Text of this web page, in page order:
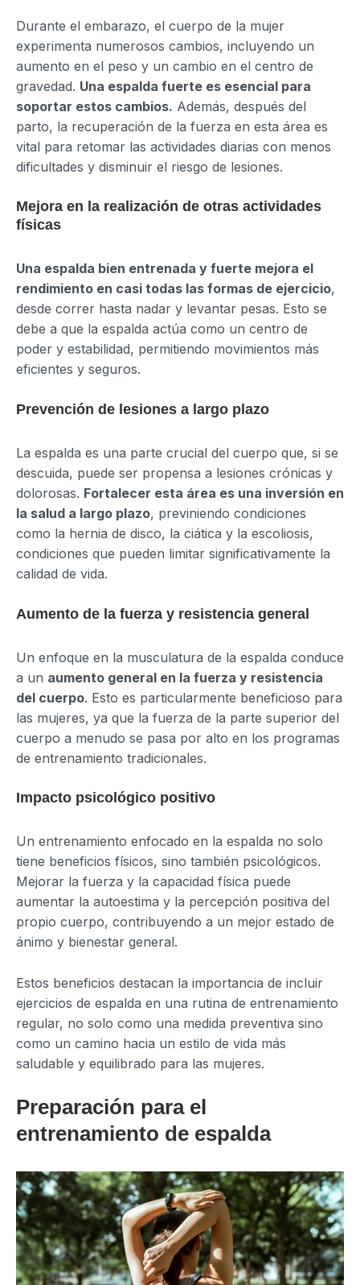
Durante el embarazo, el cuerpo de la mujer
experimenta numerosos cambios, incluyendo un
aumento en el peso y un cambio en el centro de
gravedad. Una espalda fuerte es esencial para
soportar estos cambios. Además, después del
parto, la recuperación de la fuerza en esta área es
vital para retomar las actividades diarias con menos
dificultades y disminuir el riesgo de lesiones.
Mejora en la realización de otras actividades
físicas
Una espalda bien entrenada y fuerte mejora el
rendimiento en casi todas las formas de ejercicio,
desde correr hasta nadar y levantar pesas. Esto se
debe a que la espalda actúa como un centro de
poder y estabilidad, permitiendo movimientos más
eficientes y seguros.
Prevención de lesiones a largo plazo
La espalda es una parte crucial del cuerpo que, si se
descuida, puede ser propensa a lesiones crónicas y
dolorosas. Fortalecer esta área es una inversión en
la salud a largo plazo, previniendo condiciones
como la hernia de disco, la ciática y la escoliosis,
condiciones que pueden limitar significativamente la
calidad de vida.
Aumento de la fuerza y resistencia general
Un enfoque en la musculatura de la espalda conduce
a un aumento general en la fuerza y resistencia
del cuerpo. Esto es particularmente beneficioso para
las mujeres, ya que la fuerza de la parte superior del
cuerpo a menudo se pasa por alto en los programas
de entrenamiento tradicionales.
Impacto psicológico positivo
Un entrenamiento enfocado en la espalda no solo
tiene beneficios físicos, sino también psicológicos.
Mejorar la fuerza y la capacidad física puede
aumentar la autoestima y la percepción positiva del
propio cuerpo, contribuyendo a un mejor estado de
ánimo y bienestar general.
Estos beneficios destacan la importancia de incluir
ejercicios de espalda en una rutina de entrenamiento
regular, no solo como una medida preventiva sino
como un camino hacia un estilo de vida más
saludable y equilibrado para las mujeres.
Preparación para el
entrenamiento de espalda